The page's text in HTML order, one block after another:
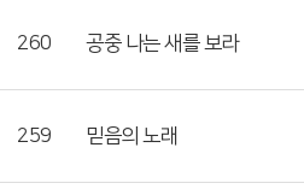
260 공중 나는 새를 보라
259 믿음의 노래